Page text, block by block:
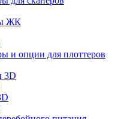
ЖК
и опции для плоттеров
3D